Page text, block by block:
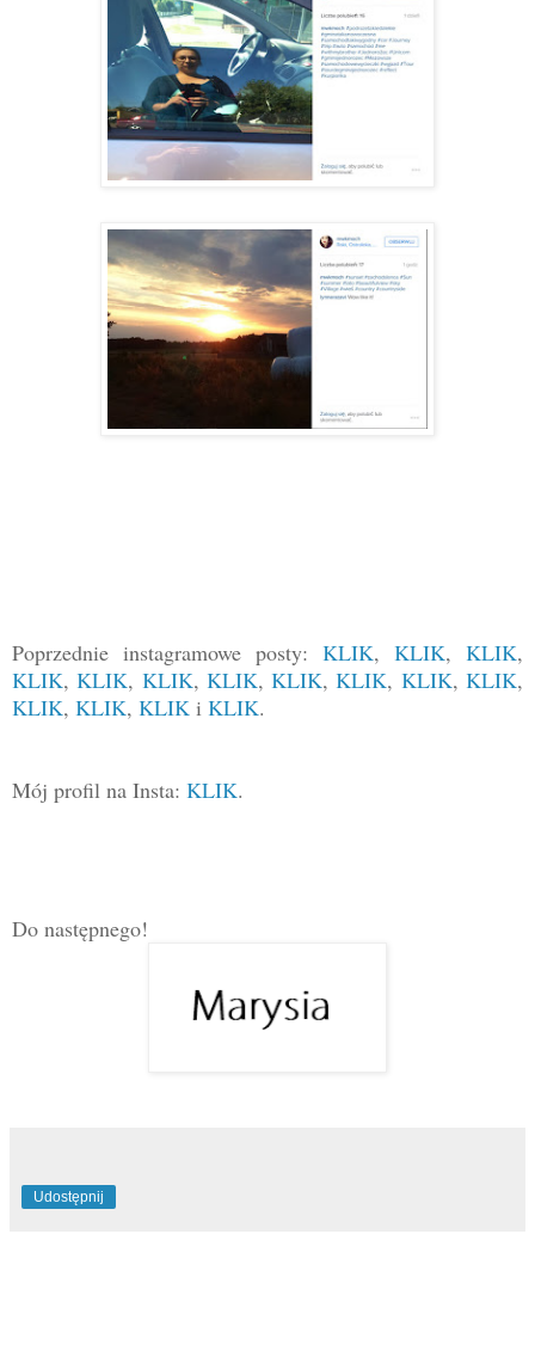
Poprzednie instagramowe posty: KLIK, KLIK, KLIK,
KLIK,KLIK, KLIK, KLIK,KLIK,KLIK, KLIK,KLIK,
KLIK, KLIK, KLIK i KLIK.
Mój profil na Insta: KLIK.
Do następnego!
Udostępnij